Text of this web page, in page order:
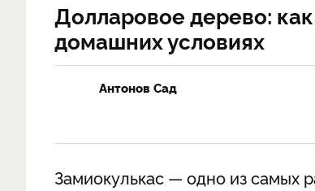
Долларовое дерево:
домашних условиях
Антонов Сад
Замиокулькас — одно из самых